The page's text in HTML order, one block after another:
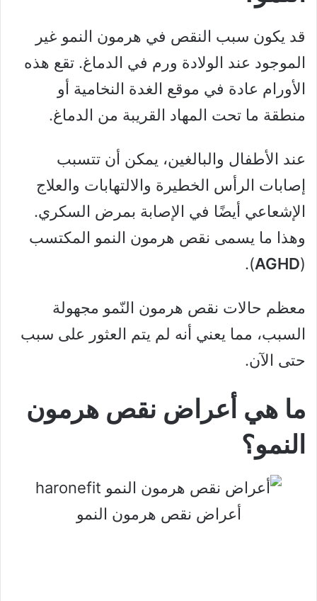
قد يكون سبب النقص في هرمون النمو غير
الموجود عند الولادة ورم في الدماغ. تقع هذه
الأورام عادة في موقع الغدة النخامية أو
منطقة ما تحت المهاد القريبة من الدماغ.
عند الأطفال والبالغين، يمكن أن تتسبب
إصابات الرأس الخطيرة والالتهابات والعلاج
الإشعاعي أيضًا في الإصابة بمرض السكري.
وهذا ما يسمى نقص هرمون النمو المكتسب
(
AGHD
).
معظم حالات نقص هرمون النّمو مجهولة
السبب، مما يعني أنه لم يتم العثور على سبب
حتى الآن.
ما هي أعراض نقص هرمون
النمو؟
أعراض نقص هرمون النمو